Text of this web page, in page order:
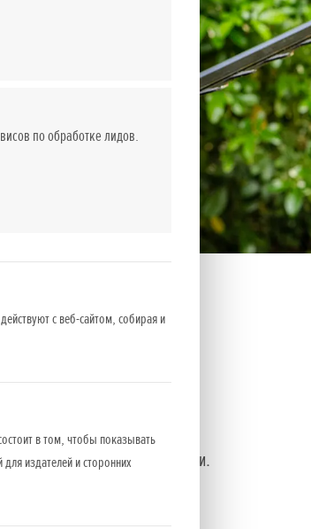
по обработке лидов.
с веб-сайтом, собирая и
в том, чтобы показывать
издателей и стороннихрежущими лезвиями.